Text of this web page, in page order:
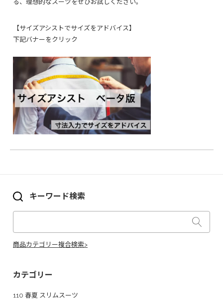
る、理想的なスーツをぜひお試しください。
【サイズアシストでサイズをアドバイス】
下記バナーをクリック
キーワード検索
商品カテゴリー複合検索>
カテゴリー
110 春夏 スリムスーツ